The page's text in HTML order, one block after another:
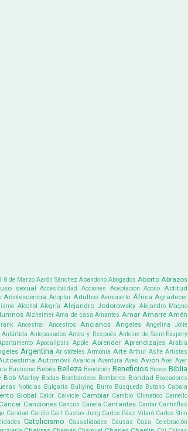
8 de Marzo Aarón Sánchez Abandono Abogados Aborto Abrazos
sexual Accesibilidad Acciones Aceptación Acoso Actitud
Adolescencia Adoptar Adultos Aeropuerto África Agradecer
Alcohol Alegría Alejandro Jodorowsky Alejandro Magno
Alzheimer Ama de casa Amantes Amar Amarre Amén
Ancestral Ancestros Ancianos Ángeles Angelina Jolie
Antártida Antepasados Antes y Después Antoine de Saint-Exupery
Apocalipsis Apple Aprender Aprendizajes Arabia
Argentina Aristóteles Armonía Arte Arthur Ashe Artistas
Automóvil Avaricia Aventura Aves Avión Axel Ayer
Bautismo Bebés Belleza Bendición Beneficios Besos Biblia
Bob Marley Bodas Bombardeos Bomberos Bondad Boxeadores
Noticias Bulgaria Bullying Burro Búsqueda Butano Cabala
Global Calor Calvicie Cambiar Cambio Climatico Camello
Cáncer Canciones Cancún Canela Cantantes Cantar Cantinflas
Caridad Cariño Carl Gustav Jung Carlos Páez Vilaró Carlos Slim
Catolicismo Causalidades Causas Caza Celebración